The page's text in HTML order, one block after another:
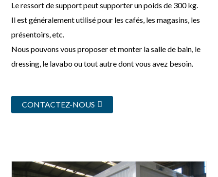
Le ressort de support peut supporter un poids de 300 kg.
Il est généralement utilisé pour les cafés, les magasins, les
présentoirs, etc.
Nous pouvons vous proposer et monter la salle de bain, le
dressing, le lavabo ou tout autre dont vous avez besoin.
CONTACTEZ-NOUS